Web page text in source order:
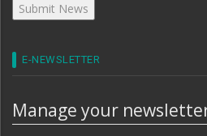
E-NEWSLETTER
Manage your